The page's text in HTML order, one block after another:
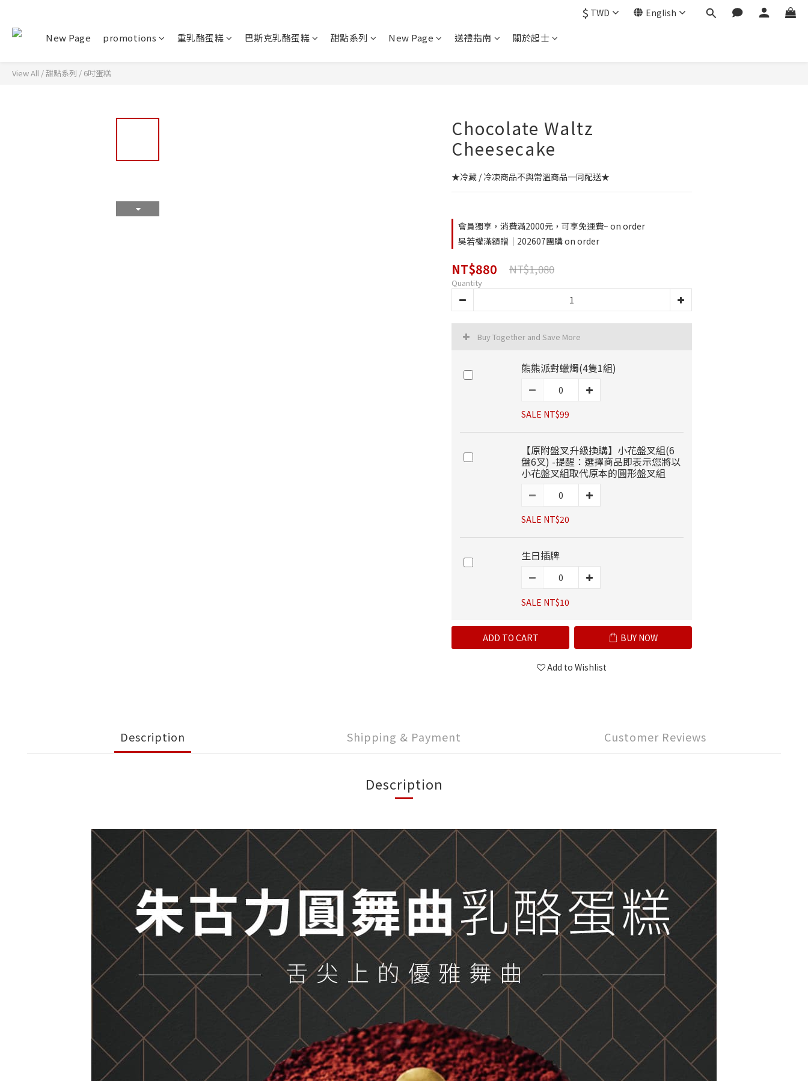
$ TWD English
New Page promotions 重乳酪蛋糕 巴斯克乳酪蛋糕 甜點系列 New Page 送禮指南 關於起士
View All /甜點系列 / 6吋蛋糕
Chocolate Waltz
Cheesecake
★冷藏 / 冷凍商品不與常溫商品一同配送★
會員獨享，消費滿2000元，可享免運費~ on order
吳若權滿額贈｜202607團購 on order
NT$880 NT$1,080
Quantity
Buy Together and Save More
熊熊派對蠟燭(4隻1組)
SALE NT$99
【原附盤叉升級換購】小花盤叉組(6
盤6叉) -提醒：選擇商品即表示您將以
小花盤叉組取代原本的圓形盤叉組
SALE NT$20
生日插牌
SALE NT$10
ADD TO CART BUY NOW
Add to Wishlist
Description Shipping & Payment Customer Reviews
Description